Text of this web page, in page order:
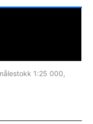
1:25 000,